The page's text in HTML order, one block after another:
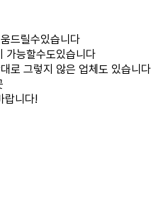
드릴수있습니다
가능할수도있습니다
로 그렇지 않은 업체도 있습니다
랍니다!